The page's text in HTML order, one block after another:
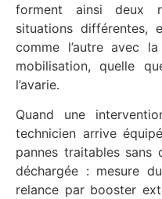
forment ainsi deux
situations différentes,
comme l’autre avec
mobilisation, quelle
l’avarie.
Quand une
technicien arrive
pannes traitables sans
déchargée : mesure
relance par booster